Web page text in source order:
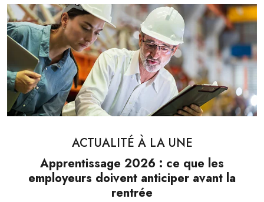
ACTUALITÉ À LA UNE
Apprentissage 2026 : ce que les
employeurs doivent anticiper avant la
rentrée